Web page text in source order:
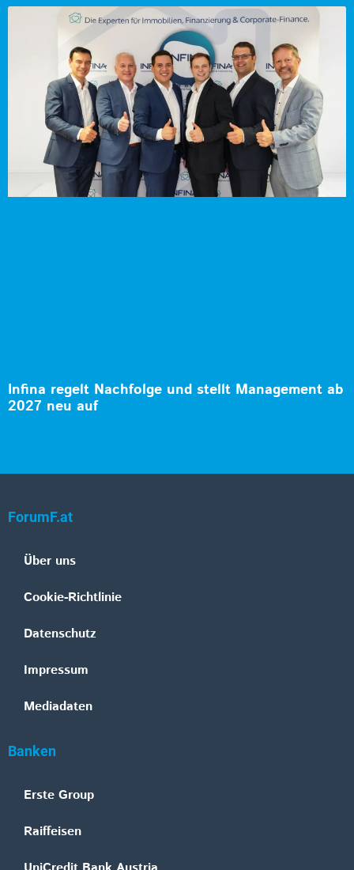
Infina regelt Nachfolge und stellt Management ab
2027 neu auf
ForumF.at
Über uns
Cookie-Richtlinie
Datenschutz
Impressum
Mediadaten
Banken
Erste Group
Raiffeisen